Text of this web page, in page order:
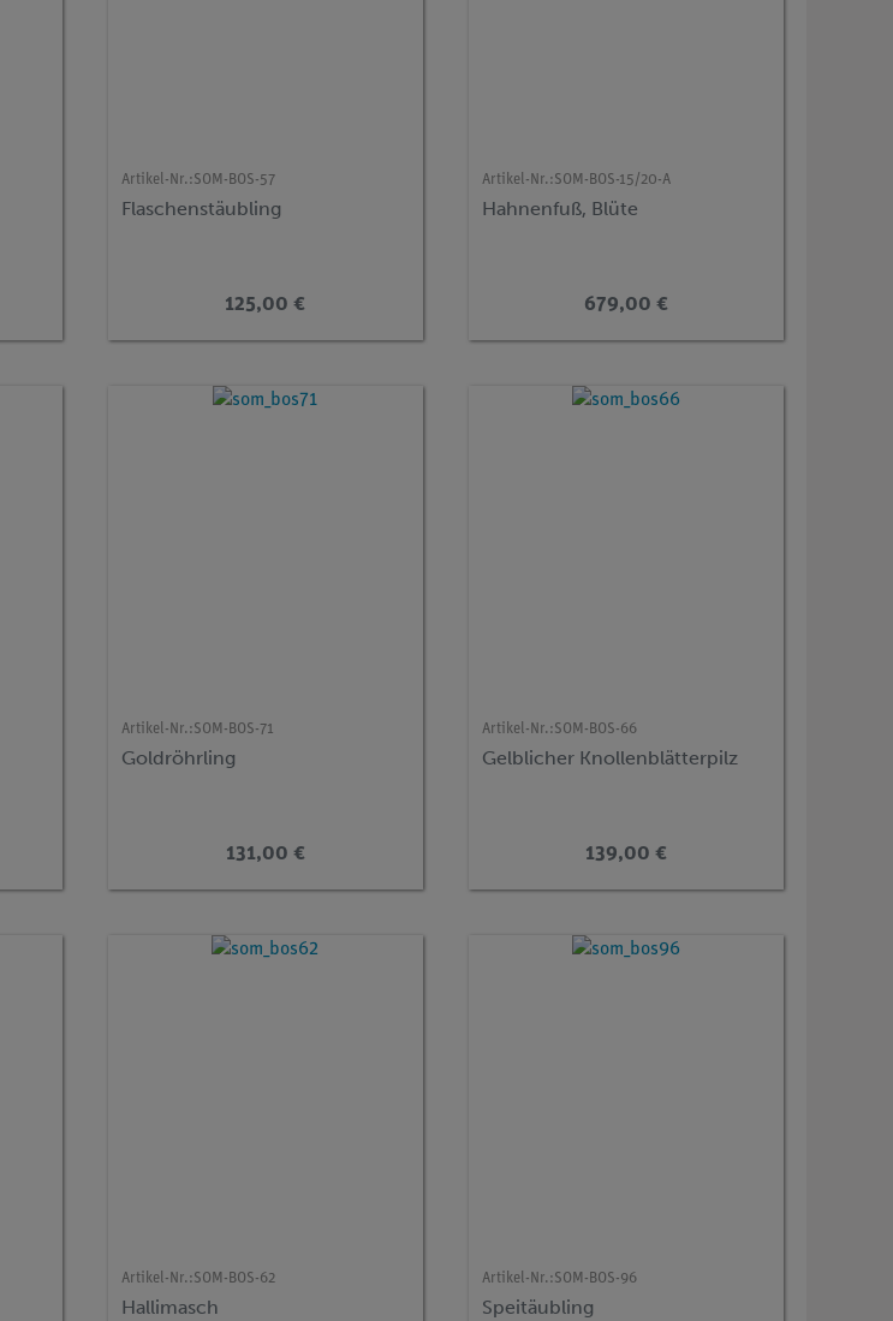
Artikel-Nr.:SOM-BOS-57
Flaschenstäubling
125,00 €
Artikel-Nr.:SOM-BOS-15/20-A
Hahnenfuß, Blüte
679,00 €
Artikel-Nr.:SOM-BOS-71
Goldröhrling
131,00 €
Artikel-Nr.:SOM-BOS-66
Gelblicher Knollenblätterpilz
139,00 €
Artikel-Nr.:SOM-BOS-62
Hallimasch
Artikel-Nr.:SOM-BOS-96
Speitäubling